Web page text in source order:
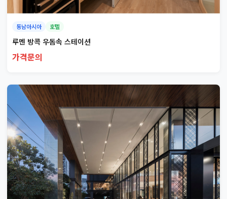
동남아시아 호텔
루멘 방콕 우돔속 스테이션
가격문의